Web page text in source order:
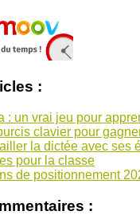
:
: un vrai jeu pour
clavier pour
la dictée avec ses
pour la classe
de positionnement
: